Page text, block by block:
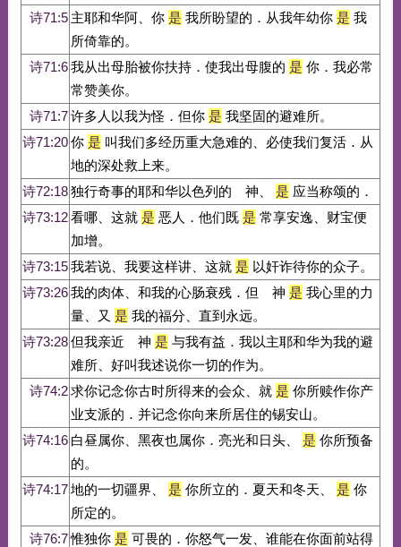
诗71:5 主耶和华阿、你 是 我所盼望的．从我年幼你 是 我
所倚靠的。
诗71:6我从出母胎被你扶持．使我出母腹的 是 你．我必常
常赞美你。
诗71:7许多人以我为怪．但你 是 我坚固的避难所。
诗71:20你 是 叫我们多经历重大急难的、必使我们复活．从
地的深处救上来。
诗72:18独行奇事的耶和华以色列的 神、 是 应当称颂的．
诗73:12看哪、这就 是 恶人．他们既 是 常享安逸、财宝便
加增。
诗73:15我若说、我要这样讲、这就 是 以奸诈待你的众子。
诗73:26我的肉体、和我的心肠衰残．但 神 是 我心里的力
量、又 是 我的福分、直到永远。
诗73:28但我亲近 神 是 与我有益．我以主耶和华为我的避
难所、好叫我述说你一切的作为。
诗74:2求你记念你古时所得来的会众、就 是 你所赎作你产
业支派的．并记念你向来所居住的锡安山。
诗74:16 白昼属你、黑夜也属你．亮光和日头、 是 你所预备
的。
诗74:17地的一切疆界、 是 你所立的．夏天和冬天、 是 你
所定的。
诗76:7惟独你 是 可畏的．你怒气一发、谁能在你面前站得